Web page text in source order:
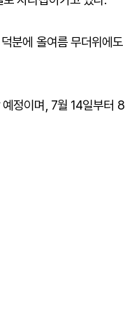
분에 올여름 무더위에도
정이며, 7월 14일부터 8